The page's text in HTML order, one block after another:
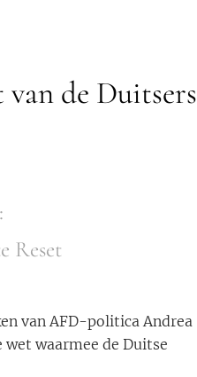
de Duitsers
Reset
van AFD-politica Andrea
waarmee de Duitse